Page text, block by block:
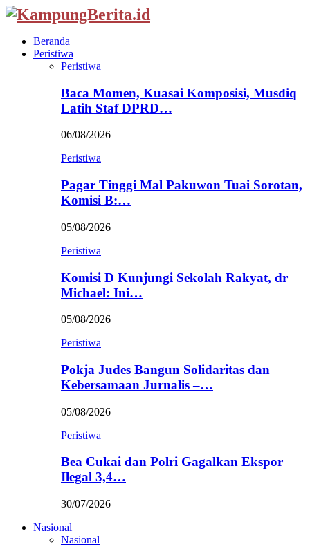
Beranda
Peristiwa
Peristiwa
Baca Momen, Kuasai Komposisi, Musdiq
Latih Staf DPRD…
06/08/2026
Peristiwa
Pagar Tinggi Mal Pakuwon Tuai Sorotan,
Komisi B:…
05/08/2026
Peristiwa
Komisi D Kunjungi Sekolah Rakyat, dr
Michael: Ini…
05/08/2026
Peristiwa
Pokja Judes Bangun Solidaritas dan
Kebersamaan Jurnalis –…
05/08/2026
Peristiwa
Bea Cukai dan Polri Gagalkan Ekspor
Ilegal 3,4…
30/07/2026
Nasional
Nasional